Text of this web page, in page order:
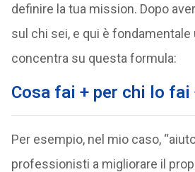
definire la tua mission. Dopo
sul chi sei, e qui è fondamentale
concentra su questa formula:
Cosa fai + per chi lo
Per esempio, nel mio caso,
professionisti a migliorare il